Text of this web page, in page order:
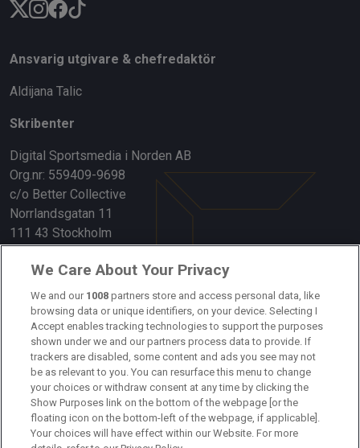
Ansvarig utgivare & chefredaktör
Aldijana Talic
Skribenter
Digital Sportsmedia i Norden AB
Org.nr: 559409-9698
c/o Better Collective
Norrlandsgatan 11
111 43 Stockholm
Länkar
Om oss
Kontakta oss
Kundtjänst
Sponsor: Rekatochklart
Annonsera på Fotbolldirekt
We Care About Your Privacy
We and our 1008 partners store and access personal data, like
browsing data or unique identifiers, on your device. Selecting I
Accept enables tracking technologies to support the purposes
shown under we and our partners process data to provide. If
trackers are disabled, some content and ads you see may not
be as relevant to you. You can resurface this menu to change
your choices or withdraw consent at any time by clicking the
Show Purposes link on the bottom of the webpage [or the
floating icon on the bottom-left of the webpage, if applicable].
Your choices will have effect within our Website. For more